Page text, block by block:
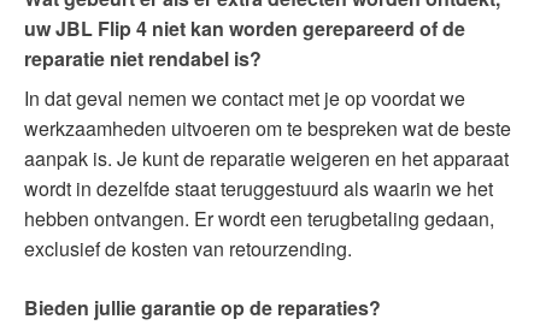
uw JBL Flip 4 niet kan worden gerepareerd of de
reparatie niet rendabel is?
In dat geval nemen we contact met je op voordat we
werkzaamheden uitvoeren om te bespreken wat de beste
aanpak is. Je kunt de reparatie weigeren en het apparaat
wordt in dezelfde staat teruggestuurd als waarin we het
hebben ontvangen. Er wordt een terugbetaling gedaan,
exclusief de kosten van retourzending.
Bieden jullie garantie op de reparaties?